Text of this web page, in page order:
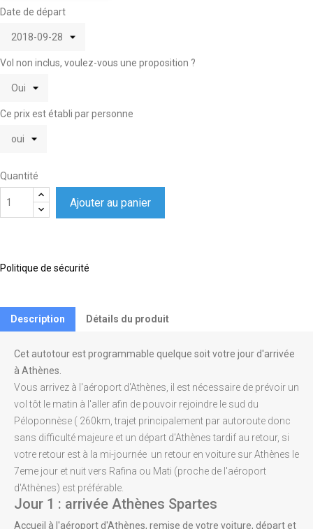
Date de départ
Vol non inclus, voulez-vous une proposition ?
Ce prix est établi par personne
Quantité
Ajouter au panier
Politique de sécurité
Description Détails du produit
Cet autotour est programmable quelque soit votre jour d'arrivée
à Athènes.
Vous arrivez à l'aéroport d'Athènes, il est nécessaire de prévoir un
vol tôt le matin à l'aller afin de pouvoir rejoindre le sud du
Péloponnèse ( 260km, trajet principalement par autoroute donc
sans difficulté majeure et un départ d'Athènes tardif au retour, si
votre retour est à la mi-journée un retour en voiture sur Athènes le
7eme jour et nuit vers Rafina ou Mati (proche de l'aéroport
d'Athènes) est préférable.
Jour 1 : arrivée Athènes Spartes
Accueil à l'aéroport d'Athènes, remise de votre voiture, départ et